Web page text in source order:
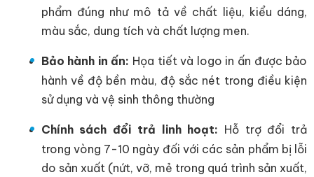
phẩm đúng như mô tả về chất liệu, kiểu dáng,
màu sắc, dung tích và chất lượng men.
Bảo hành in ấn: Họa tiết và logo in ấn được bảo
hành về độ bền màu, độ sắc nét trong điều kiện
sử dụng và vệ sinh thông thường
Chính sách đổi trả linh hoạt: Hỗ trợ đổi trả
trong vòng 7-10 ngày đối với các sản phẩm bị lỗi
do sản xuất (nứt, vỡ, mẻ trong quá trình sản xuất,